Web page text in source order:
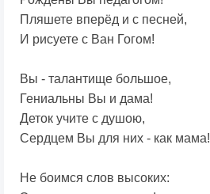
Пляшете вперёд и с песней,
И рисуете с Ван Гогом!
Вы - талантище большое,
Гениальны Вы и дама!
Деток учите с душою,
Сердцем Вы для них - как мама!
Не боимся слов высоких: